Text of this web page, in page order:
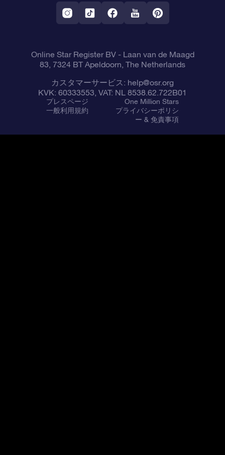
星間飛行VRアプリ
Online Star Register BV- Laan van de Maagd
83, 7324 BT Apeldoorn, The Netherlands
カスタマーサービス: help@osr.org
KVK: 60333553, VAT: NL 8538.62.722B01
プレスページ
One Million Stars
一般利用規約
プライバシーポリシ
ー & 免責事項